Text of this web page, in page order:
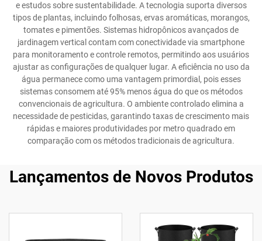
e estudos sobre sustentabilidade. A tecnologia suporta diversos
tipos de plantas, incluindo folhosas, ervas aromáticas, morangos,
tomates e pimentões. Sistemas hidropônicos avançados de
jardinagem vertical contam com conectividade via smartphone
para monitoramento e controle remotos, permitindo aos usuários
ajustar as configurações de qualquer lugar. A eficiência no uso da
água permanece como uma vantagem primordial, pois esses
sistemas consomem até 95% menos água do que os métodos
convencionais de agricultura. O ambiente controlado elimina a
necessidade de pesticidas, garantindo taxas de crescimento mais
rápidas e maiores produtividades por metro quadrado em
comparação com os métodos tradicionais de agricultura.
Lançamentos de Novos Produtos